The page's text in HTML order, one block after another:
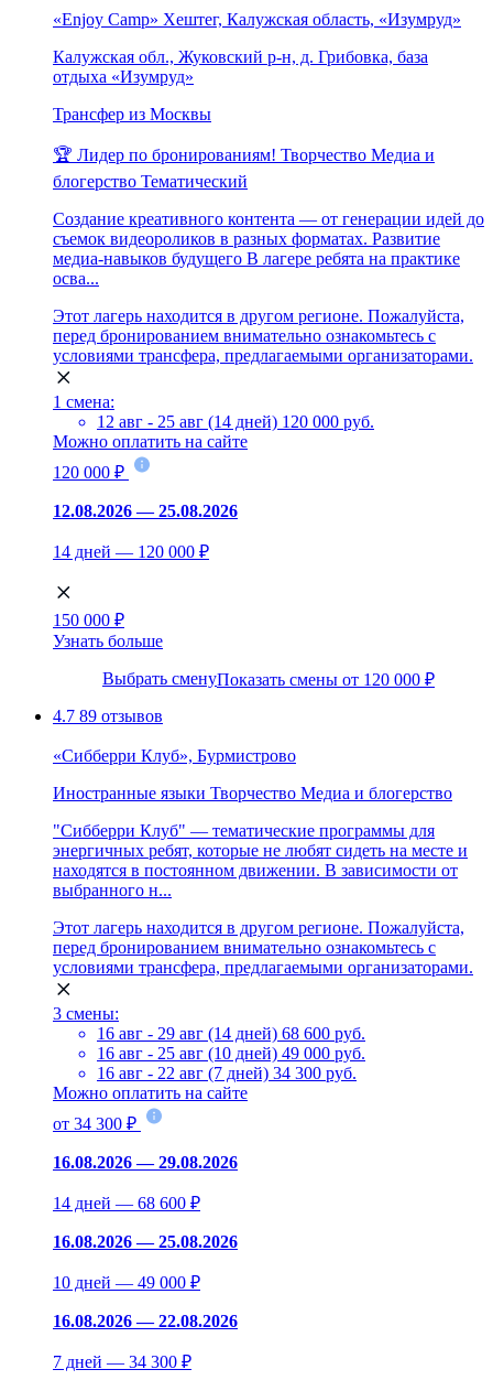
«Enjoy Camp» Хештег, Калужская область, «Изумруд»
Калужская обл., Жуковский р-н, д. Грибовка, база
отдыха «Изумруд»
Трансфер из Москвы
🏆 Лидер по бронированиям! Творчество Медиа и
блогерство Тематический
Создание креативного контента — от генерации идей до
съемок видеороликов в разных форматах. Развитие
медиа-навыков будущего В лагере ребята на практике
осва...
Этот лагерь находится в другом регионе. Пожалуйста,
перед бронированием внимательно ознакомьтесь с
условиями трансфера, предлагаемыми организаторами.
1 смена:
12 авг - 25 авг (14 дней) 120 000 руб.
Можно оплатить на сайте
120 000 ₽
12.08.2026 — 25.08.2026
14 дней — 120 000 ₽
150 000 ₽
Узнать больше
Выбрать сменуПоказать смены от 120 000 ₽
4.7 89 отзывов
«Сибберри Клуб», Бурмистрово
Иностранные языки Творчество Медиа и блогерство
"Сибберри Клуб" — тематические программы для
энергичных ребят, которые не любят сидеть на месте и
находятся в постоянном движении. В зависимости от
выбранного н...
Этот лагерь находится в другом регионе. Пожалуйста,
перед бронированием внимательно ознакомьтесь с
условиями трансфера, предлагаемыми организаторами.
3 смены:
16 авг - 29 авг (14 дней) 68 600 руб.
16 авг - 25 авг (10 дней) 49 000 руб.
16 авг - 22 авг (7 дней) 34 300 руб.
Можно оплатить на сайте
от 34 300 ₽
16.08.2026 — 29.08.2026
14 дней — 68 600 ₽
16.08.2026 — 25.08.2026
10 дней — 49 000 ₽
16.08.2026 — 22.08.2026
7 дней — 34 300 ₽